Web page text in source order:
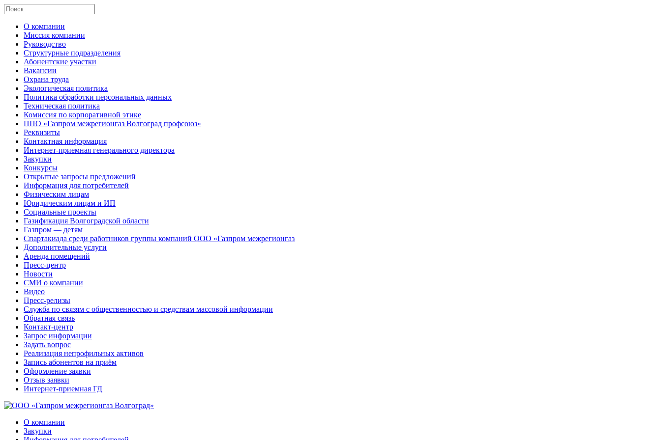
О компании
Миссия компании
Руководство
Структурные подразделения
Абонентские участки
Вакансии
Охрана труда
Экологическая политика
Политика обработки персональных данных
Техническая политика
Комиссия по корпоративной этике
ППО «Газпром межрегионгаз Волгоград профсоюз»
Реквизиты
Контактная информация
Интернет-приемная генерального директора
Закупки
Конкурсы
Открытые запросы предложений
Информация для потребителей
Физическим лицам
Юридическим лицам и ИП
Социальные проекты
Газификация Волгоградской области
Газпром — детям
Спартакиада среди работников группы компаний ООО «Газпром межрегионгаз
Дополнительные услуги
Аренда помещений
Пресс-центр
Новости
СМИ о компании
Видео
Пресс-релизы
Служба по связям с общественностью и средствам массовой информации
Обратная связь
Контакт-центр
Запрос информации
Задать вопрос
Реализация непрофильных активов
Запись абонентов на приём
Оформление заявки
Отзыв заявки
Интернет-приемная ГД
О компании
Закупки